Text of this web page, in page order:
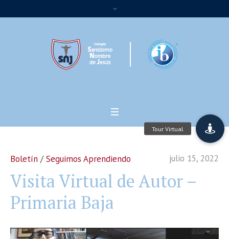
julio 15, 2022
Boletín /Seguimos Aprendiendo
Visita Virtual de Autor –
Primaria Baja